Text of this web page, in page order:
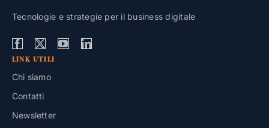
Tecnologie e strategie per il business digitale
LINK UTILI
Chi siamo
Contatti
Newsletter